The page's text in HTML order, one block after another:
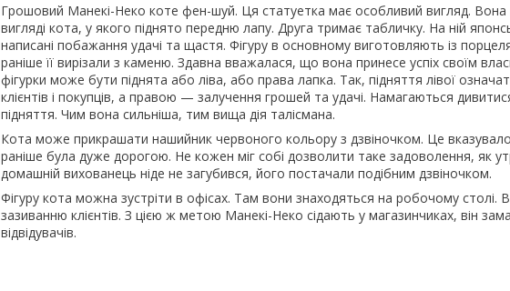
Грошовий Манекі-Неко коте фен-шуй. Ця статуетка має особливий вигляд. Вона
вигляді кота, у якого піднято передню лапу. Друга тримає табличку. На ній
написані побажання удачі та щастя. Фігуру в основному виготовляють із
раніше її вирізали з каменю. Здавна вважалася, що вона принесе успіх своїм
фігурки може бути піднята або ліва, або права лапка. Так, підняття лівої
клієнтів і покупців, а правою — залучення грошей та удачі. Намагаються
підняття. Чим вона сильніша, тим вища дія талісмана.
Кота може прикрашати нашийник червоного кольору з дзвіночком. Це
раніше була дуже дорогою. Не кожен міг собі дозволити таке задоволення, як
домашній вихованець ніде не загубився, його постачали подібним дзвіночком.
Фігуру кота можна зустріти в офісах. Там вони знаходяться на робочому столі.
зазиванню клієнтів. З цією ж метою Манекі-Неко сідають у магазинчиках, він
відвідувачів.